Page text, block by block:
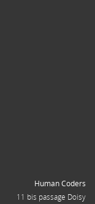
Human Coders
11 bis passage Doisy